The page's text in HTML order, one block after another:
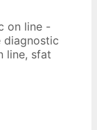
on line -
diagnostic
line, sfat